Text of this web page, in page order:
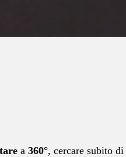
a 360°, cercare subito